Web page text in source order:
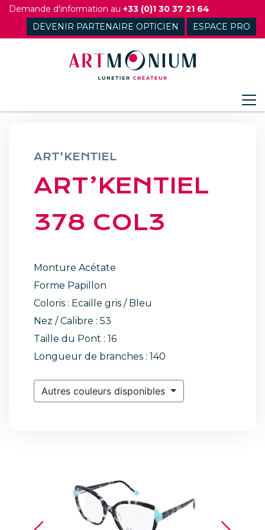
Skip
content
Demande d'information au +33 (0)1 30 37 21 64
DEVENIR PARTENAIRE OPTICIEN
ESPACE PRO
ART'KENTIEL
ART’KENTIEL
378 COL3
Monture Acétate
Forme Papillon
Coloris : Ecaille gris / Bleu
Nez / Calibre : 53
Taille du Pont : 16
Longueur de branches : 140
Autres couleurs disponibles